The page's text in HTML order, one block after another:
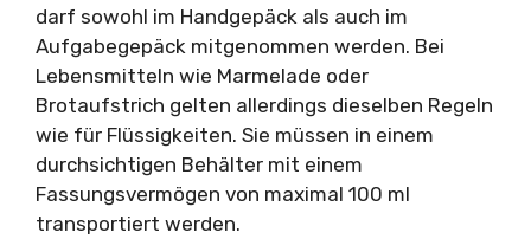
darf sowohl im Handgepäck als auch im
Aufgabegepäck mitgenommen werden. Bei
Lebensmitteln wie Marmelade oder
Brotaufstrich gelten allerdings dieselben Regeln
wie für Flüssigkeiten. Sie müssen in einem
durchsichtigen Behälter mit einem
Fassungsvermögen von maximal 100 ml
transportiert werden.